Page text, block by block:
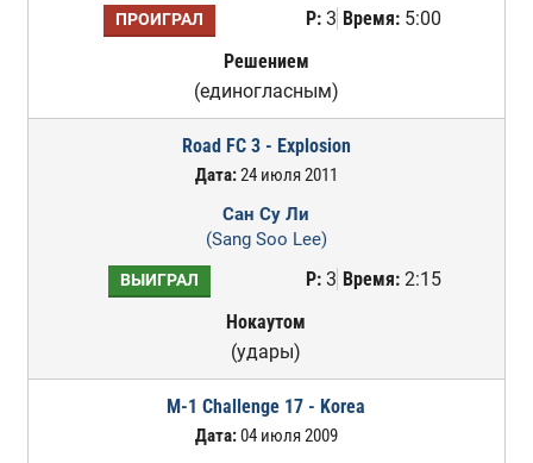
ПРОИГРАЛ Р:3 Время:5:00
Решением
(единогласным)
Road FC 3 - Explosion
Дата:24 июля 2011
Сан Су Ли
(Sang Soo Lee)
ВЫИГРАЛ Р:3 Время:2:15
Нокаутом
(удары)
M-1 Challenge 17 - Korea
Дата:04 июля 2009